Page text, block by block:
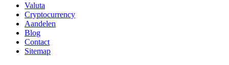
Valuta
Cryptocurrency
Aandelen
Blog
Contact
Sitemap